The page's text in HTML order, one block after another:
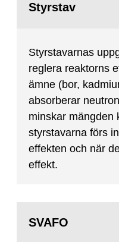
Styrstav
Styrstavarnas
reglera reaktorns
ämne (bor,
absorberar
minskar mängden
styrstavarna förs
effekten och när
effekt.
SVAFO